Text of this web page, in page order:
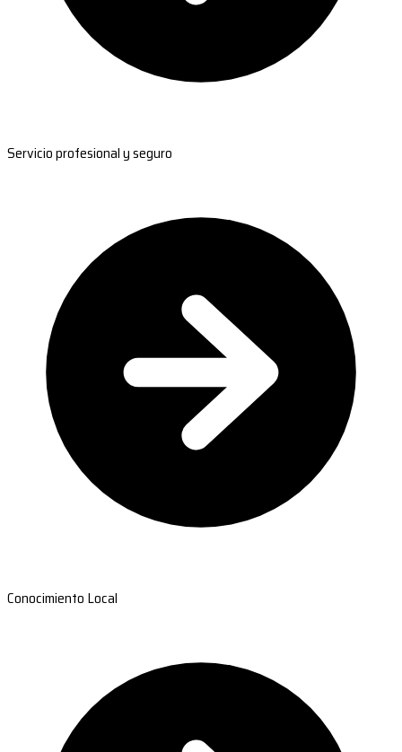
Servicio profesional y seguro
Conocimiento Local